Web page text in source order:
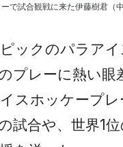
で試合観戦に来た伊藤樹君（中
ックのパラア
プレーに熱い眼
スホッケープ
試合や、世界1